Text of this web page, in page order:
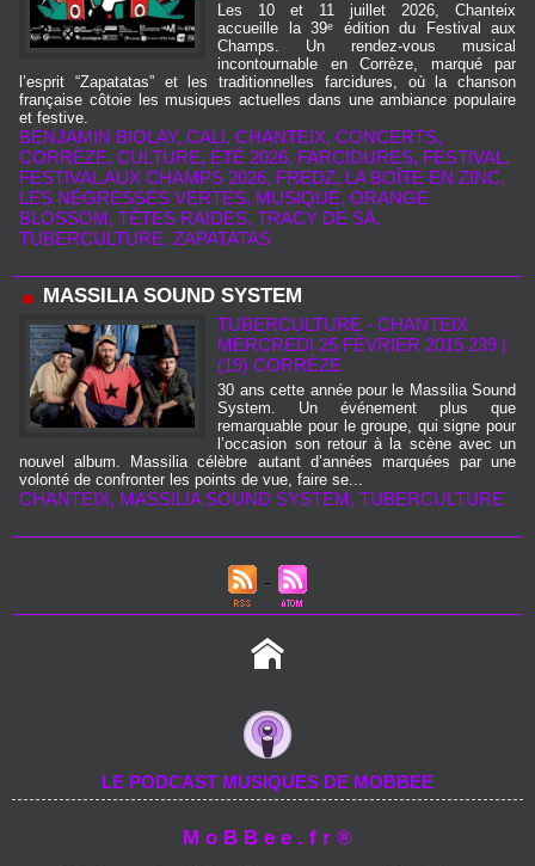
Les 10 et 11 juillet 2026, Chanteix
accueille la 39ᵉ édition du Festival aux
Champs. Un rendez‑vous musical
incontournable en Corrèze, marqué par
l’esprit “Zapatatas” et les traditionnelles farcidures, où la chanson
française côtoie les musiques actuelles dans une ambiance populaire
et festive.
BENJAMIN BIOLAY, CALI, CHANTEIX, CONCERTS,
CORRÈZE, CULTURE, ÉTÉ 2026, FARCIDURES, FESTIVAL,
FESTIVAL AUX CHAMPS 2026, FREDZ, LA BOÎTE EN ZINC,
LES NÉGRESSES VERTES, MUSIQUE, ORANGE
BLOSSOM, TÊTES RAIDES, TRACY DE SÁ,
TUBERCULTURE, ZAPATATAS
MASSILIA SOUND SYSTEM
TUBERCULTURE - CHANTEIX
MERCREDI 25 FÉVRIER 2015 239 |
(19) CORRÈZE
30 ans cette année pour le Massilia Sound
System. Un événement plus que
remarquable pour le groupe, qui signe pour
l’occasion son retour à la scène avec un
nouvel album. Massilia célèbre autant d’années marquées par une
volonté de confronter les points de vue, faire se...
CHANTEIX, MASSILIA SOUND SYSTEM, TUBERCULTURE
LE PODCAST MUSIQUES DE MOBBEE
M o B B e e . f r ®